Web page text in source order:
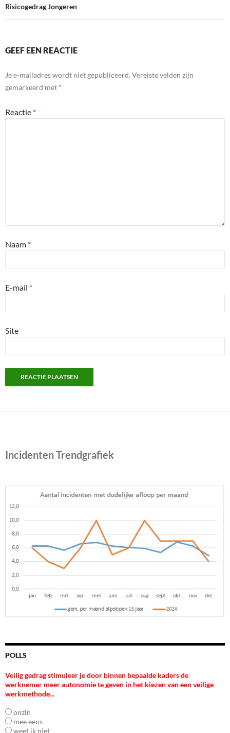
Risicogedrag Jongeren
GEEF EEN REACTIE
Je e-mailadres wordt niet gepubliceerd. Vereiste velden zijn
gemarkeerd met *
Reactie *
Naam *
E-mail *
Site
Incidenten Trendgrafiek
POLLS
Veilig gedrag stimuleer je door binnen bepaalde kaders de
werknemer meer autonomie te geven in het kiezen van een veilige
werkmethode...
onzin
mee eens
weet ik niet